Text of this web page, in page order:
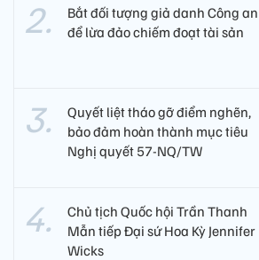
Bắt đối tượng giả danh Công an
để lừa đảo chiếm đoạt tài sản
Quyết liệt tháo gỡ điểm nghẽn,
bảo đảm hoàn thành mục tiêu
Nghị quyết 57-NQ/TW
Chủ tịch Quốc hội Trần Thanh
Mẫn tiếp Đại sứ Hoa Kỳ Jennifer
Wicks